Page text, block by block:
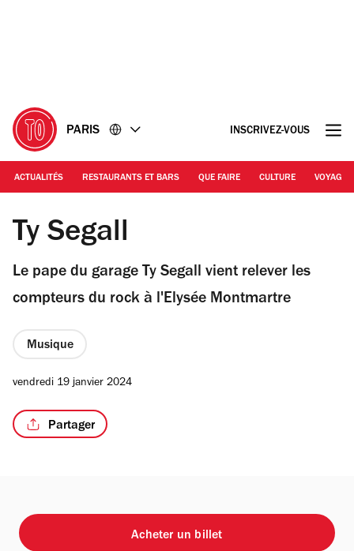
PARIS INSCRIVEZ-VOUS
ACTUALITÉS RESTAURANTS ET BARS QUE FAIRE CULTURE VOYAGE
© Takahiro Kyono
Ty Segall
Le pape du garage Ty Segall vient relever les
compteurs du rock à l'Elysée Montmartre
Musique
vendredi 19 janvier 2024
Partager
Acheter un billet